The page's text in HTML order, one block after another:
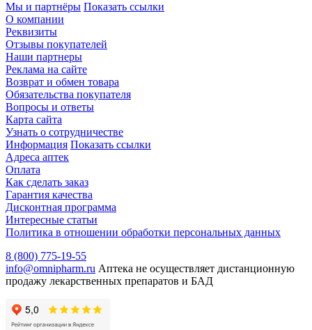
Мы и партнёры Показать ссылки
О компании
Реквизиты
Отзывы покупателей
Наши партнеры
Реклама на сайте
Возврат и обмен товара
Обязательства покупателя
Вопросы и ответы
Карта сайта
Узнать о сотрудничестве
Информация Показать ссылки
Адреса аптек
Оплата
Как сделать заказ
Гарантия качества
Дисконтная программа
Интересные статьи
Политика в отношении обработки персональных данных
8 (800) 775-19-55
info@omnipharm.ru Аптека не осуществляет дистанционную
продажу лекарственных препаратов и БАД